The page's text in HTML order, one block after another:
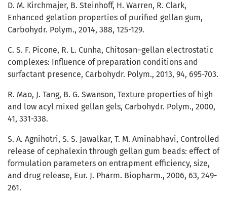
D. M. Kirchmajer, B. Steinhoff, H. Warren, R. Clark,
Enhanced gelation properties of purified gellan gum,
Carbohydr. Polym., 2014, 388, 125-129.
C. S. F. Picone, R. L. Cunha, Chitosan–gellan electrostatic
complexes: Influence of preparation conditions and
surfactant presence, Carbohydr. Polym., 2013, 94, 695-703.
R. Mao, J. Tang, B. G. Swanson, Texture properties of high
and low acyl mixed gellan gels, Carbohydr. Polym., 2000,
41, 331-338.
S. A. Agnihotri, S. S. Jawalkar, T. M. Aminabhavi, Controlled
release of cephalexin through gellan gum beads: effect of
formulation parameters on entrapment efficiency, size,
and drug release, Eur. J. Pharm. Biopharm., 2006, 63, 249-
261.